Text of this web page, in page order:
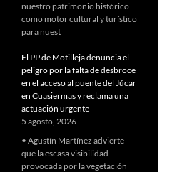
nuestro patrimonio histórico
como motor cultural y turístico
para nuest
El PP de Motilleja denuncia el
peligro por la falta de desbroce
en el acceso al puente del Júcar
en Cuasiermas y reclama una
actuación urgente
5 agosto, 2026
• Agustín Martínez advierte
que la escasa visibilidad
provocada por la vegetación